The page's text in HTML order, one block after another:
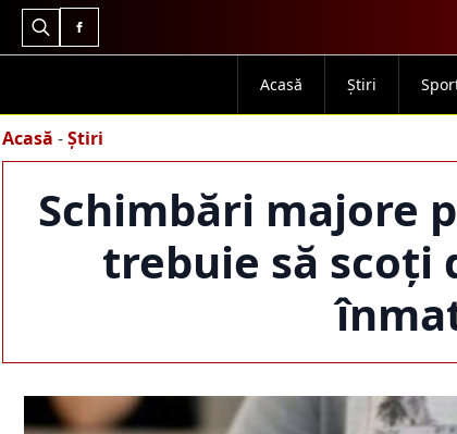
Search
Acasă Știri
Acasă -Știri
Schimbări majore
trebuie să scoți